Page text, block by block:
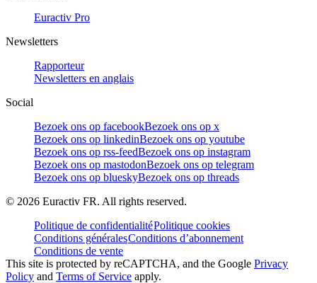
Euractiv Pro
Newsletters
Rapporteur
Newsletters en anglais
Social
Bezoek ons op facebookBezoek ons op x
Bezoek ons op linkedinBezoek ons op youtube
Bezoek ons op rss-feedBezoek ons op instagram
Bezoek ons op mastodonBezoek ons op telegram
Bezoek ons op blueskyBezoek ons op threads
© 2026 Euractiv FR. All rights reserved.
Politique de confidentialitéPolitique cookies
Conditions généralesConditions d’abonnement
Conditions de vente
This site is protected by reCAPTCHA, and the Google Privacy
Policy and Terms of Service apply.